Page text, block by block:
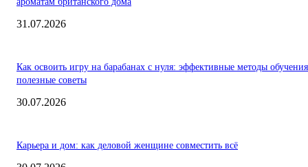
31.07.2026
Как освоить игру на барабанах с нуля: эффективные методы
полезные советы
30.07.2026
Карьера и дом: как деловой женщине совместить всё